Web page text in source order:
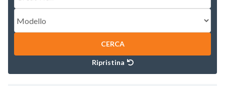
CERCA
Ripristina